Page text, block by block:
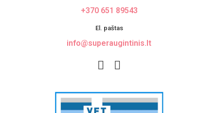
+370 651 89543
El. paštas
info@superaugintinis.lt